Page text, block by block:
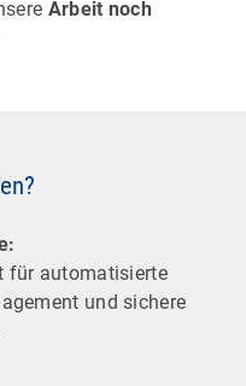
Arbeit noch
für automatisierte
und sichere